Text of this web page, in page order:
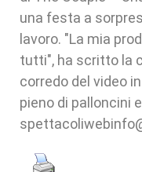
una festa a
lavoro. "La mia
tutti", ha scritto la
corredo del video
pieno di palloncini